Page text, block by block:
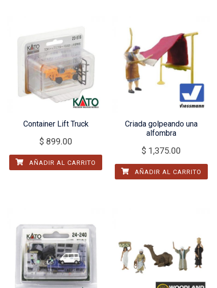
Container Lift Truck
$ 899.00
AÑADIR AL CARRITO
Criada golpeando una
alfombra
$ 1,375.00
AÑADIR AL CARRITO